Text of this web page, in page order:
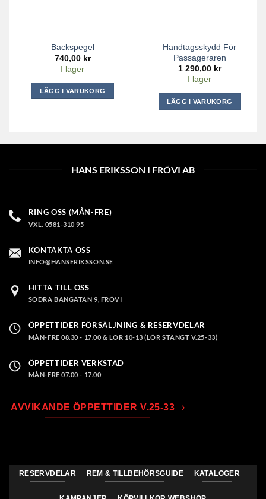
Backspegel
740,00 kr
I lager
LÄGG I VARUKORG
Handtagsskydd För
Passageraren
1 290,00 kr
I lager
LÄGG I VARUKORG
HANS ERIKSSON I FRÖVI AB
RING OSS (MÅN-FRE)
VXL. 0581-310 95
KONTAKTA OSS
INFO@HANSERIKSSON.SE
HITTA TILL OSS
SÖDRA BANGATAN 9, FRÖVI
ÖPPETTIDER FÖRSÄLJNING & RESERVDELAR
MÅN-FRE 08.30 - 17.00 & LÖR 10-13 (LÖR STÄNGT V.25-33)
ÖPPETTIDER VERKSTAD
MÅN-FRE 07.00 - 17.00
AVVIKANDE ÖPPETTIDER V.25-33
RESERVDELAR REM & TILLBEHÖRSGUIDE KATALOGER